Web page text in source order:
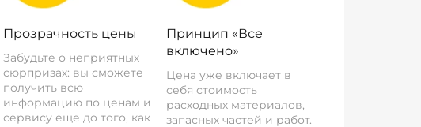
Прозрачность цены
Забудьте о неприятных
сюрпризах: вы сможете
получить всю
информацию по ценам и
сервису еще до того, как
Принцип «Все
включено»
Цена уже включает в
себя стоимость
расходных материалов,
запасных частей и работ.